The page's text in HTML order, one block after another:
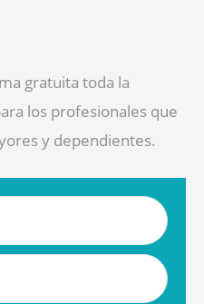
gratuita toda la
los profesionales que
y dependientes.